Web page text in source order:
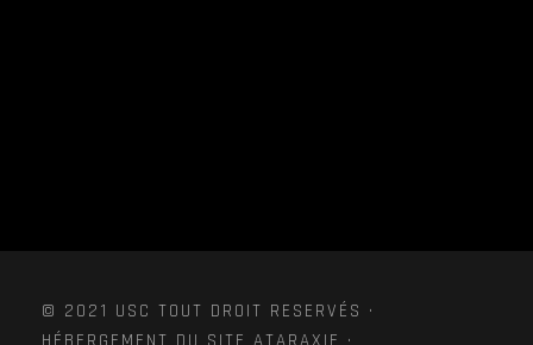
© 2021 USC TOUT DROIT RESERVÉS ·
HÉBERGEMENT DU SITE ATARAXIE ·